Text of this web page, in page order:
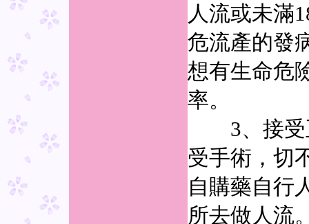
人流或未滿
危流產的發
想有生命危
率。
3、接受
受手術，切
自購藥自行
所去做人流